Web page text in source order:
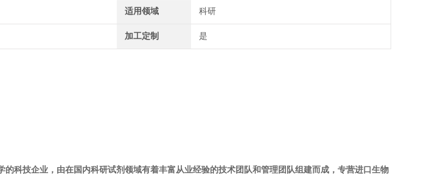
适用领域 科研
加工定制 是
的科技企业，由在国内科研试剂领域有着丰富从业经验的技术团队和管理团队组建而成，专营进口生物